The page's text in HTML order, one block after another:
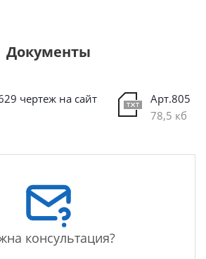
Документы
чертеж на сайт
Арт.805
78,5 кб
консультация?